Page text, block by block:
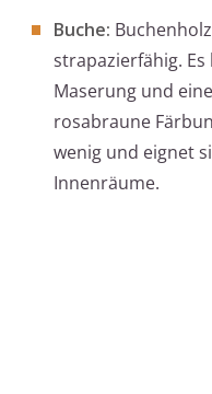
Buche:
strapazierfähig.
Maserung und
rosabraune
wenig und eignet
Innenräume.